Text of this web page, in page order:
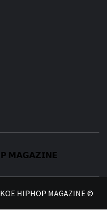
HIPHOP MAGAZINE ©